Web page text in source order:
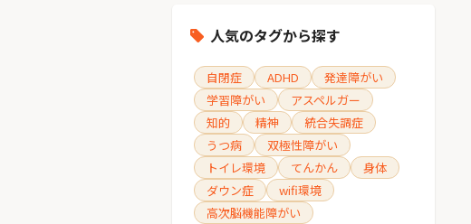
人気のタグから探す
自閉症 ADHD
発達障がい
学習障がい
アスペルガー
知的
精神
統合失調症
うつ病
双極性障がい
トイレ環境
てんかん
身体
ダウン症
wifi環境
高次脳機能障がい